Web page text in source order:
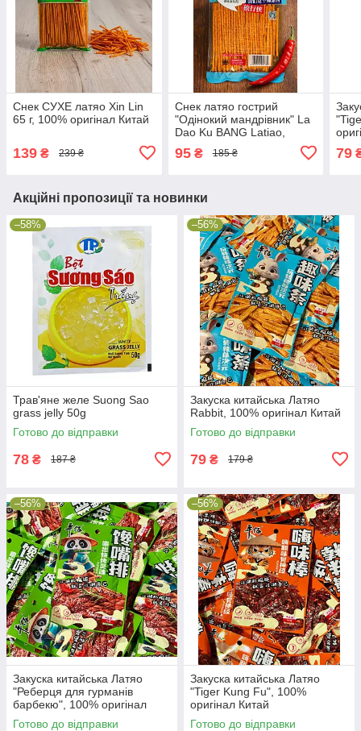
Снек СУХЕ латяо Xin Lin
65 г, 100% оригінал Китай
139 ₴ 239 ₴
Снек латяо гострий
"Одінокий мандрівник" La
Dao Ku BANG Latiao,
95₴ 185 ₴ 79
Акційні пропозиції та новинки
–58%
Трав'яне желе Suong Sao
grass jelly 50g
Готово до відправки
78 ₴ 187 ₴
–56%
Закуска китайська Латяо
Rabbit, 100% оригінал Китай
Готово до відправки
79 ₴ 179 ₴
–56%
Закуска китайська Латяо
"Реберця для гурманів
барбекю", 100% оригінал
Китай
Готово до відправки
–56%
Закуска китайська Латяо
"Tiger Kung Fu", 100%
оригінал Китай
Готово до відправки